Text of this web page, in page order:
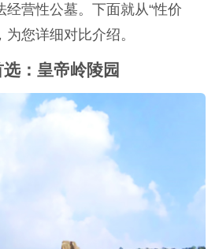
经营性公墓。下面就从“性价
为您详细对比介绍。
：皇帝岭陵园